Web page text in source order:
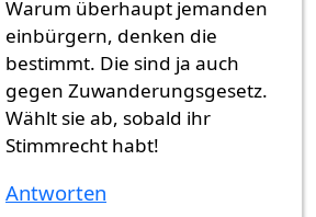
Warum überhaupt jemanden
einbürgern, denken die
bestimmt. Die sind ja auch
gegen Zuwanderungsgesetz.
Wählt sie ab, sobald ihr
Stimmrecht habt!
Antworten